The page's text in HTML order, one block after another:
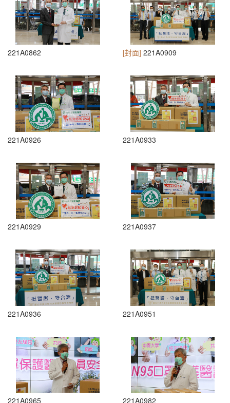
221A0862 [封面] 221A0909
221A0926 221A0933
221A0929 221A0937
221A0936 221A0951
221A0965 221A0982